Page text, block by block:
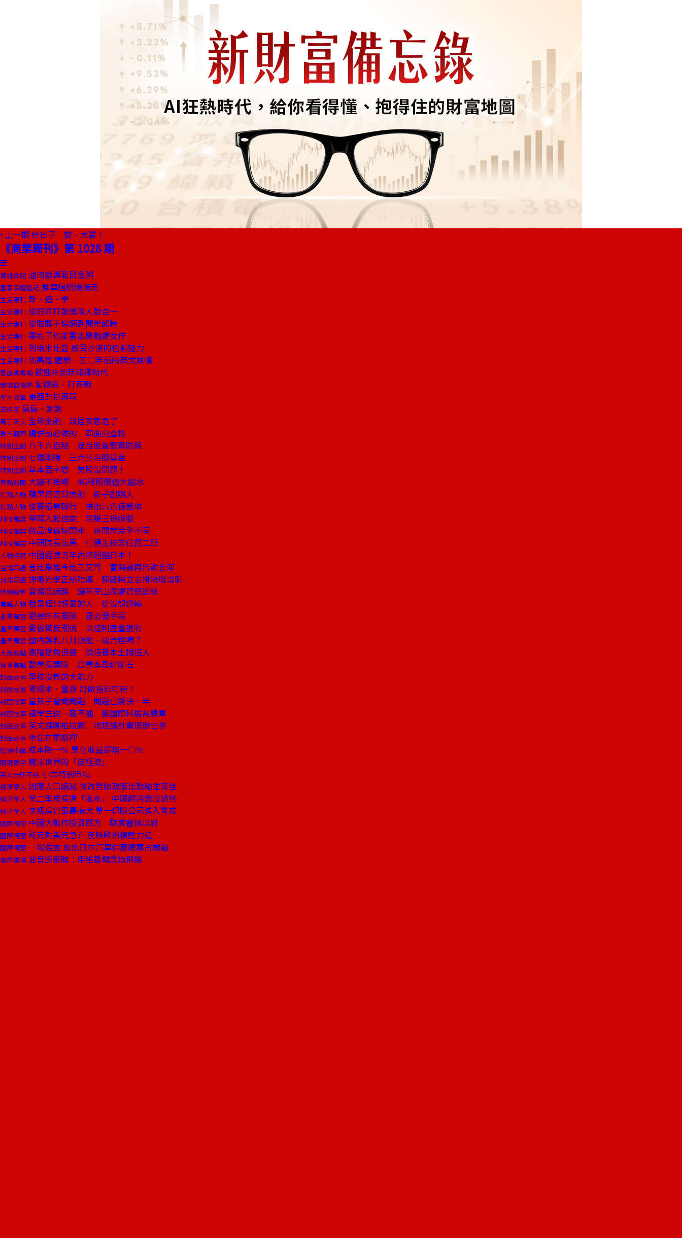
上一期 好日子 變，大贏！
《商業周刊》第 1028 期
饕姊食記 滷肉飯與虱目魚粥
董事長嬉遊記 推車過橋慢慢走
生活專刊 新‧遊‧學
生活專刊 從匠氣打鼓進階人鼓合一
生活專刊 從肢體不協調到聞樂起舞
生活專刊 零底子也能畫出驚豔處女作
生活專刊 到納米比亞 感受沙漠的色彩魅力
生活專刊 到高雄 體驗一五○年前的英式風情
客座總編輯 歡迎來到新知識時代
商場自慢塾 紮硬寨，打死戰
星河隨筆 東西對抗再現
去梯言 扁扁‧謝謝
馬丁沃夫 全球金融 該居安思危了
房市觀察 購併前必做的 四面向查核
特別企劃 八千六百點 是台股最堅實防線
特別企劃 七檔季賺 三六％台股基金
特別企劃 基本面不變 美股沒問題！
焦點新聞 大廠不捧場 4G釋照價值大縮水
焦點人物 蘋果傳奇背後的 影子創辦人
焦點人物 從養殖業轉行 拚出六百億營收
科技風雲 華碩入股佳能 現賺三億嫁妝
科技風雲 做品牌像燒開水 燒開就完全不同
科技風雲 中研院長出馬 打通生技業任督二脈
人物特寫 中國經濟五年內將超越日本！
台北耳語 昔比梟雄今比王又曾 曹興誠再告謝金河
台北耳語 捍衛光學正統吃癟 陳慶棋立志掛港股雪恥
特別報導 寬頻高速路 讓阿里山深處資訊連線
焦點人物 我是個只想贏的人 從沒想過輸
產業風雲 避掉所有風險 是必要手段
產業風雲 愛彼錶反潮流 以控制產量獲利
產業風雲 國內鮮乳八月漲逾一成合理嗎？
大陸焦點 高階挖角但書 須培養本土接班人
投資焦點 歐美長壽險 高費率是絆腳石
封面故事 學校沒教的大能力
封面故事 零成本、量身 訂做指日可待！
封面故事 當孩子會問問題 問題已解決一半
封面故事 讓學生從一竅不通 變國際科展常勝軍
封面故事 英文課聊柏拉圖 地理課計畫環遊世界
封面故事 他住在電腦裡
管理小品 成本降一％ 單位收益卻增一○％
關鍵數字 魔法世界的「反經濟」
英文無所不談 小眾特別市場
經濟學人 因應人口縮減 修改勞動政策比鼓勵生育佳
經濟學人 第二季成長遭「灌水」 中國經濟還沒過熱
經濟學人 次級房貸風暴擴大 單一保險公司進入警戒
國際視窗 中國大動作投資西方 歐美審慎以對
國際視窗 歐元對美元急升 反映歐洲復甦力道
國際視窗 一場強震 震出日本汽車供應鏈寡占問題
商周書摘 波音的豪賭：用維基概念造飛機